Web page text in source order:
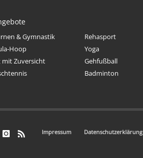
& Gymnastik
Rehasport
Hoop
Yoga
mit Zuversicht
Gehfußball
Badminton
Impressum Datenschutzerklärung